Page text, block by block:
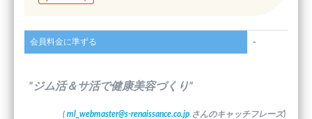
会員料金に準ずる -
”ジム活＆サ活で健康美容づくり”
( ml_webmaster@s-renaissance.co.jp さんのキャッチフレーズ)